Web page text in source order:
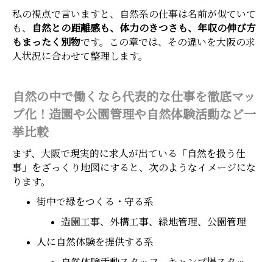
私の視点で言いますと、自然系の仕事は名前が似ていて
も、
自然との距離感も、体力のきつさも、年収の伸び方
もまったく別物です。この章では、その違いを大阪の求
人状況に合わせて整理します。
自然の中で働くなら代表的な仕事を徹底マッ
プ化！造園や公園管理や自然体験活動など一
挙比較
まず、大阪で現実的に求人が出ている「自然を扱う仕
事」をざっくり地図にすると、次のようなイメージにな
ります。
街中で緑をつくる・守る系
造園工事、外構工事、緑地管理、公園管理
人に自然体験を提供する系